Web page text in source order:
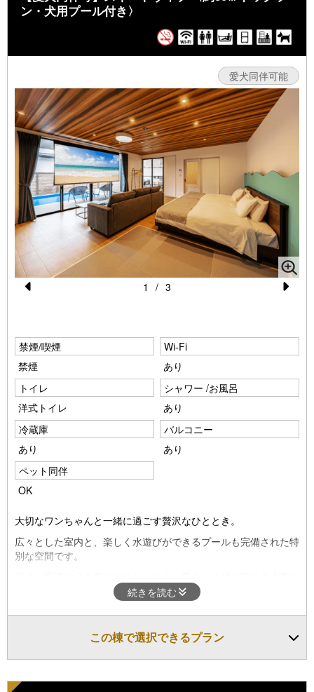
ン・犬用プール付き〉
愛犬同伴可能
vi
o
u
s
1 / 3
禁煙/喫煙
禁煙
Wi-Fi
あり
トイレ
洋式トイレ
シャワー /お風呂
あり
冷蔵庫
あり
バルコニー
あり
ペット同伴
OK
大切なワンちゃんと一緒に過ごす贅沢なひととき。
広々とした室内と、楽しく水遊びができるプールも完備された特
別な空間です。
時間をお過ごしください。続きを読む
この棟で選択できるプラン